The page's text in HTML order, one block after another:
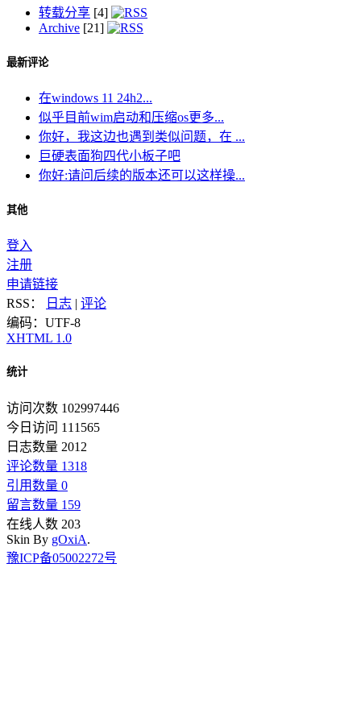
转载分享 [4]
Archive [21]
最新评论
在windows 11 24h2...
似乎目前wim启动和压缩os更多...
你好，我这边也遇到类似问题，在 ...
巨硬表面狗四代小板子吧
你好:请问后续的版本还可以这样操...
其他
登入
注册
申请链接
RSS：
日志 | 评论
编码：UTF-8
XHTML 1.0
统计
访问次数 102997446
今日访问 111565
日志数量 2012
评论数量 1318
引用数量 0
留言数量 159
在线人数 203
Skin By gOxiA.
豫ICP备05002272号